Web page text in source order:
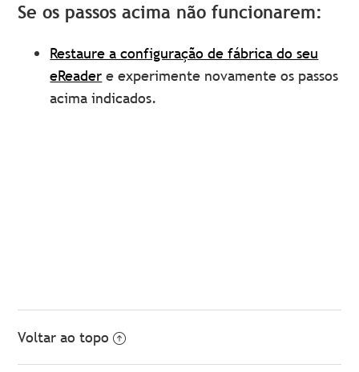
Se os passos acima não funcionarem:
Restaure a configuração de fábrica do seu
eReader e experimente novamente os passos
acima indicados.
Voltar ao topo